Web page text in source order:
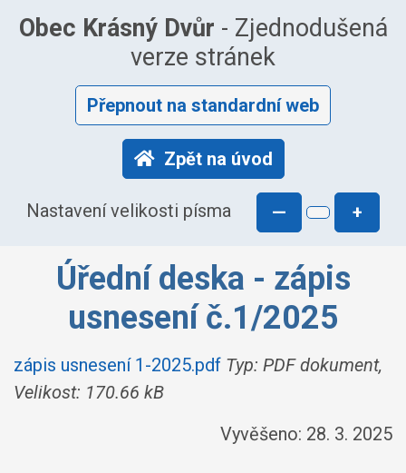
Obec Krásný Dvůr - Zjednodušená
verze stránek
Přepnout na standardní web
Zpět na úvod
Nastavení velikosti písma — +
Úřední deska - zápis
usnesení č.1/2025
zápis usnesení 1-2025.pdf Typ: PDF dokument,
Velikost: 170.66 kB
Vyvěšeno: 28. 3. 2025